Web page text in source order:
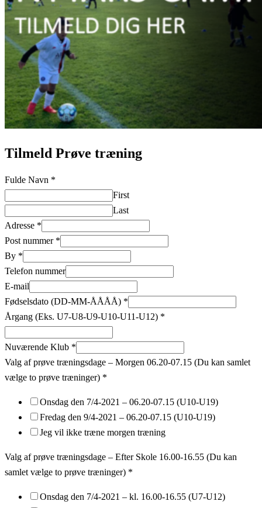
Tilmeld Prøve træning
Fulde Navn *
First
Last
Adresse *
Post nummer *
By *
Telefon nummer
E-mail
Fødselsdato (DD-MM-ÅÅÅÅ) *
Årgang (Eks. U7-U8-U9-U10-U11-U12) *
Nuværende Klub *
Valg af prøve træningsdage – Morgen 06.20-07.15 (Du kan samlet
vælge to prøve træninger) *
Onsdag den 7/4-2021 – 06.20-07.15 (U10-U19)
Fredag den 9/4-2021 – 06.20-07.15 (U10-U19)
Jeg vil ikke træne morgen træning
Valg af prøve træningsdage – Efter Skole 16.00-16.55 (Du kan
samlet vælge to prøve træninger) *
Onsdag den 7/4-2021 – kl. 16.00-16.55 (U7-U12)